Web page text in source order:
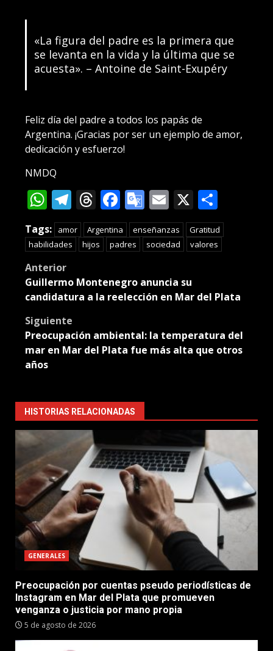
«La figura del padre es la primera que
se levanta en la vida y la última que se
acuesta». – Antoine de Saint-Exupéry
Feliz día del padre a todos los papás de
Argentina. ¡Gracias por ser un ejemplo de amor,
dedicación y esfuerzo!
NMDQ
WhatsApp
Telegram
Threads
Facebook
Google
Translate
Email
X
Tags: amor Argentina enseñanzas
Gratitud
habilidades
hijos padres sociedad valores
Post
navigation
Anterior
Guillermo Montenegro anuncia su
candidatura a la reelección en Mar del Plata
Siguiente
Preocupación ambiental: la temperatura del
mar en Mar del Plata fue más alta que otros
años
HISTORIAS RELACIONADAS
GENERALES
Preocupación por cuentas pseudo periodísticas de
Instagram en Mar del Plata que promueven
venganza o justicia por mano propia
5 de agosto de 2026